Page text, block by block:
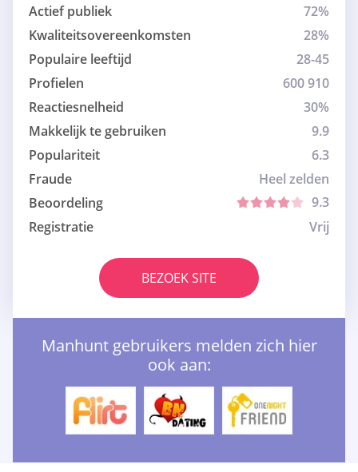
Actief publiek
72%
Kwaliteitsovereenkomsten
28%
Populaire leeftijd
28-45
Profielen
600 910
Reactiesnelheid
30%
Makkelijk te gebruiken
9.9
Populariteit
6.3
Fraude
Heel zelden
Beoordeling
9.3
Registratie
Vrij
BEZOEK SITE
Manhunt gebruikers melden zich hier
ook aan: